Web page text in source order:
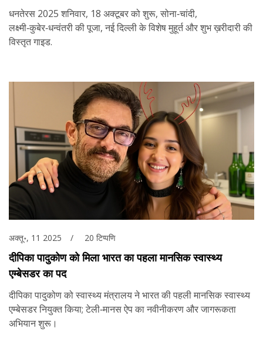
धनतेरस 2025 शनिवार, 18 अक्टूबर को शुरू, सोना‑चांदी,
लक्ष्मी‑कुबेर‑धन्वंतरी की पूजा, नई दिल्ली के विशेष मुहूर्त और शुभ ख़रीदारी की
विस्तृत गाइड.
अक्तू॰, 11 2025 20 टिप्पणि
दीपिका पादुकोण को मिला भारत का पहला मानसिक स्वास्थ्य
एम्बेसडर का पद
दीपिका पादुकोण को स्वास्थ्य मंत्रालय ने भारत की पहली मानसिक स्वास्थ्य
एम्बेसडर नियुक्त किया; टेली‑मानस ऐप का नवीनीकरण और जागरूकता
अभियान शुरू।